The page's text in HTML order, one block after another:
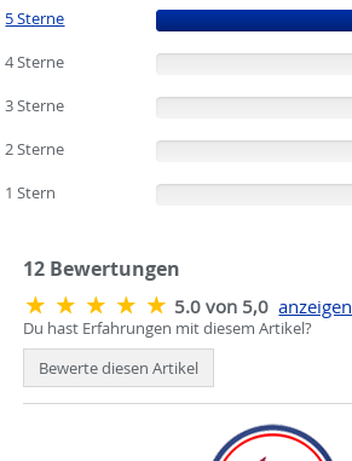
5 Sterne (100%)
4 Sterne
3 Sterne
2 Sterne
1 Stern
12 Bewertungen
5.0 von 5,0 anzeigen
Du hast Erfahrungen mit diesem Artikel?
Bewerte diesen Artikel